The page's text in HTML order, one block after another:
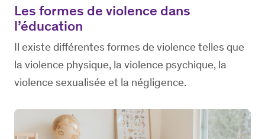
Les formes de violence dans
l’éducation
Il existe différentes formes de violence telles que
la violence physique, la violence psychique, la
violence sexualisée et la négligence.